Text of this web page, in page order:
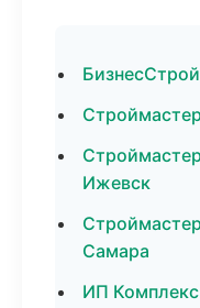
Ижевск
Самара
ИП